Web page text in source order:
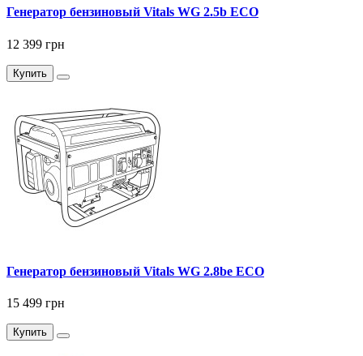
Генератор бензиновый Vitals WG 2.5b ECO
12 399 грн
Купить
Генератор бензиновый Vitals WG 2.8bе ECO
15 499 грн
Купить